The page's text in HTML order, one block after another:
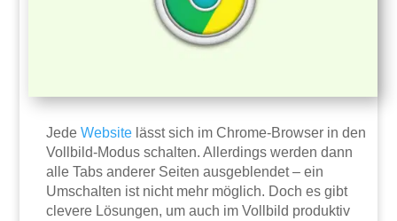
JedeWebsite lässt sich im Chrome-Browser in den
Vollbild-Modus schalten. Allerdings werden dann
alle Tabs anderer Seiten ausgeblendet – ein
Umschalten ist nicht mehr möglich. Doch es gibt
clevere Lösungen, um auch im Vollbild produktiv